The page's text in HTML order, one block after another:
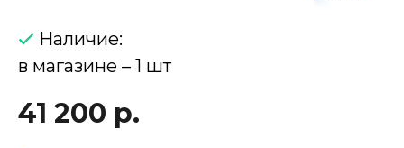
Наличие:
в магазине – 1 шт
41 200 р.